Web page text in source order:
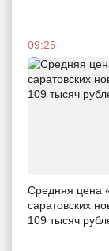
09:25
Средняя цена
саратовских
109 тысяч